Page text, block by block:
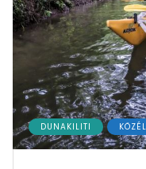
DUNAKILITI